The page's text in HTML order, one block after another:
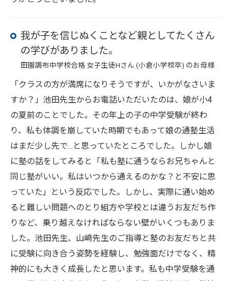
我が子を信じぬくことなど親としてたくさん
の学びがありました。
田園調布中学校合格 女子生徒Hさん (小倉小学校卒) のお母様
「クラスの方が満席になりそうですが、いかがなさいま
すか？」池田先生からお電話いただいたのは、娘が小4
の夏前のことでした。その年上の子の中学受験が終わ
り、私も体調を崩していた時期でもあって娘の通塾生活
はまだ少し先で…と思っていたところでした。しかし娘
に塾の話をしてみると「私も塾に通うならお兄ちゃんと
同じ塾がいい。私はいつから通えるのかな？と不安に思
っていた」という反応でした。しかし、実際に通い始め
ると難しい問題へのとり組方や学校とは違うお友だち作
りなど、乗り越えなければならない壁がいくつもありま
した。池田先生、山﨑先生のご指導と塾のお友だちと共
に受験に向き合う姿勢を経験し、勉強面だけでなく、精
神的にも大きく成長したと思います。私も中学受験を通